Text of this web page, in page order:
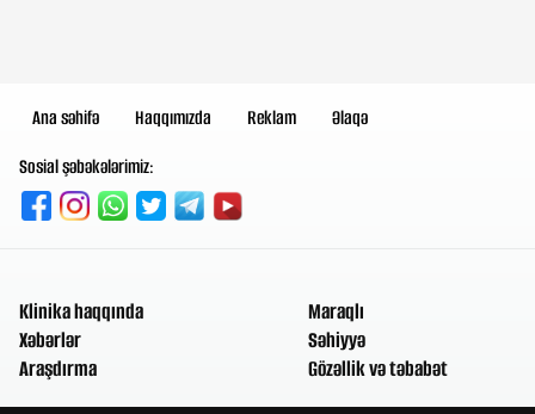
Ana səhifə Haqqımızda Reklam
Əlaqə
Sosial şəbəkələrimiz:
Klinika haqqında
Xəbərlər
Araşdırma
Maraqlı
Səhiyyə
Gözəllik və təbabət